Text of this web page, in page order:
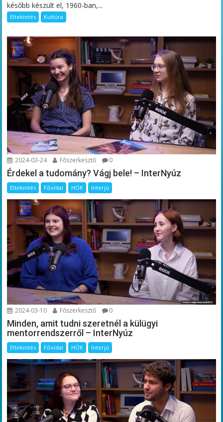
később készült el, 1960-ban,...
Eltekintés Kultúra
2024-03-24 Főszerkesztő 0
Érdekel a tudomány? Vágj bele! – InterNyúz
Eltekintés Főoldal HÖK Interjú
2024-03-10 Főszerkesztő 0
Minden, amit tudni szeretnél a külügyi
mentorrendszerről – InterNyúz
Eltekintés Főoldal HÖK Interjú